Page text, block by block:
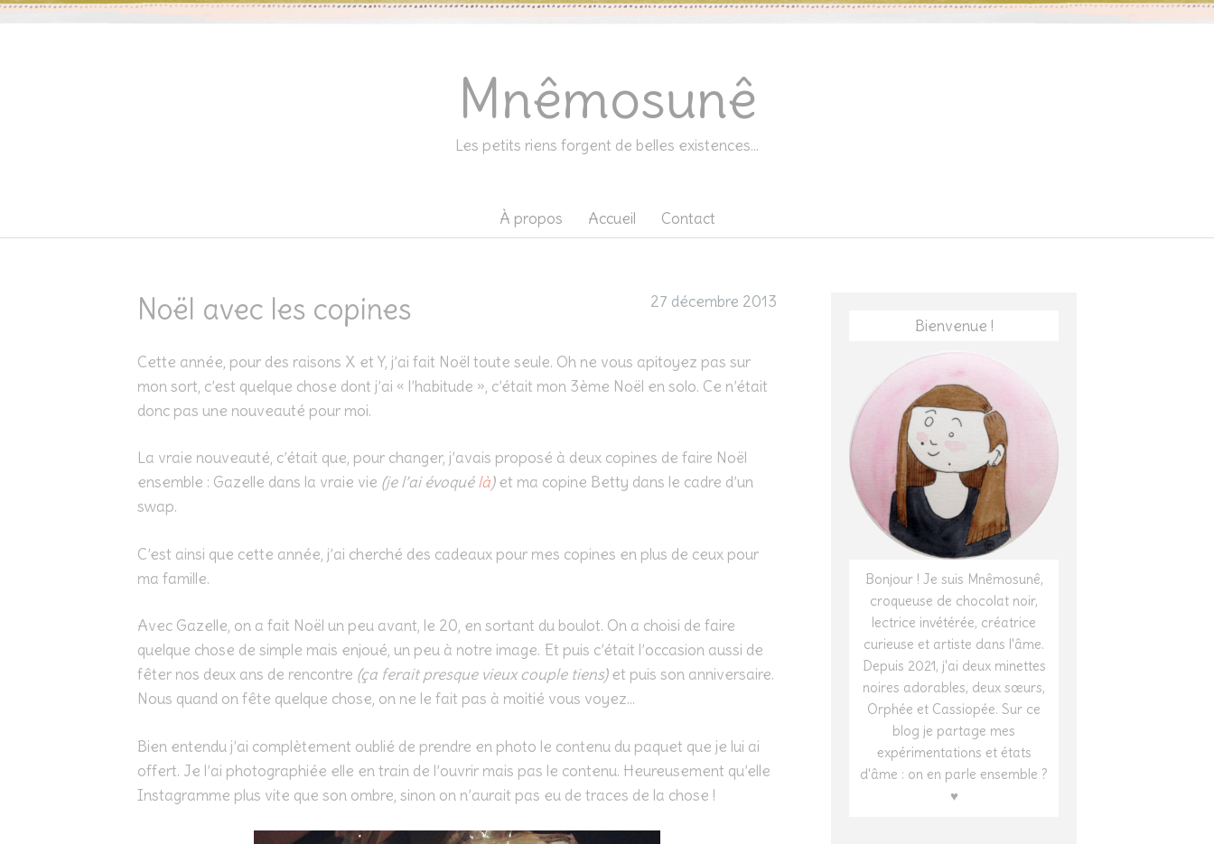
Mnêmosunê
Les petits riens forgent de belles existences…
À propos Accueil Contact
Noël avec les copines 27 décembre 2013
Cette année, pour des raisons X et Y, j’ai fait Noël toute seule. Oh ne vous apitoyez pas sur
mon sort, c’est quelque chose dont j’ai « l’habitude », c’était mon 3ème Noël en solo. Ce n’était
donc pas une nouveauté pour moi.
La vraie nouveauté, c’était que, pour changer, j’avais proposé à deux copines de faire Noël
ensemble : Gazelle dans la vraie vie (je l’ai évoquélà)et ma copine Betty dans le cadre d’un
swap.
C’est ainsi que cette année, j’ai cherché des cadeaux pour mes copines en plus de ceux pour
ma famille.
Avec Gazelle, on a fait Noël un peu avant, le 20, en sortant du boulot. On a choisi de faire
quelque chose de simple mais enjoué, un peu à notre image. Et puis c’était l’occasion aussi de
fêter nos deux ans de rencontre (ça ferait presque vieux couple tiens)et puis son anniversaire.
Nous quand on fête quelque chose, on ne le fait pas à moitié vous voyez…
Bien entendu j’ai complètement oublié de prendre en photo le contenu du paquet que je lui ai
offert. Je l’ai photographiée elle en train de l’ouvrir mais pas le contenu. Heureusement qu’elle
Instagramme plus vite que son ombre, sinon on n’aurait pas eu de traces de la chose !
Bienvenue !
Bonjour ! Je suis Mnêmosunê,
croqueuse de chocolat noir,
lectrice invétérée, créatrice
curieuse et artiste dans l'âme.
Depuis 2021, j'ai deux minettes
noires adorables, deux sœurs,
Orphée et Cassiopée. Sur ce
blog je partage mes
expérimentations et états
d'âme : on en parle ensemble ?
♥